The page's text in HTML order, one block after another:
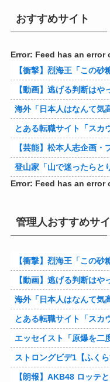
おすすめサイト
Error: Feed has an error
【衝撃】烈海王「この砂糖水を飲めば復活
【動画】逃げる判断はやっ！埼
海外「日本人はなんて気高いんだ！」
とある転職サイト「スカウトしにき
【芸能】松本人志企画・プロデュー
登山家「山で迷ったらとりあえず登れ」登
Error: Feed has an error
管理人おすすめサ
【衝撃】烈海王「この砂糖水を飲めば復活
【動画】逃げる判断はやっ！埼
海外「日本人はなんて気高いんだ！」
とある転職サイト「スカウトしにき
エッセイスト「原爆を二度と使わせてはならな
ストロングビデ1【ふくら
【朗報】AKB48 ロッテ